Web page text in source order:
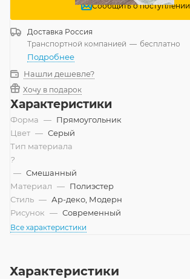
Сообщить о поступлении
Доставка Россия
Транспортной компанией — бесплатно
Подробнее
Нашли дешевле?
Хочу в подарок
Характеристики
Форма — Прямоугольник
Цвет — Серый
Тип материала
?
— Смешанный
Материал — Полиэстер
Стиль — Ар-деко, Модерн
Рисунок — Современный
Все характеристики
Характеристики